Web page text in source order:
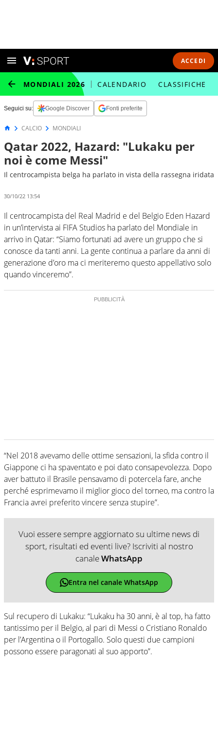
ACCEDI
MONDIALI 2026 CALENDARIO CLASSIFICHE
Seguici su: Google Discover Fonti preferite
CALCIO MONDIALI
Qatar 2022, Hazard: "Lukaku per
noi è come Messi"
Il centrocampista belga ha parlato in vista della rassegna iridata
30/10/22 13:54
Il centrocampista del Real Madrid e del Belgio Eden Hazard
in un’intervista ai FIFA Studios ha parlato del Mondiale in
arrivo in Qatar: “Siamo fortunati ad avere un gruppo che si
conosce da tanti anni. La gente continua a parlare da anni di
generazione d’oro ma ci meriteremo questo appellativo solo
quando vinceremo”.
“Nel 2018 avevamo delle ottime sensazioni, la sfida contro il
Giappone ci ha spaventato e poi dato consapevolezza. Dopo
aver battuto il Brasile pensavamo di potercela fare, anche
perché esprimevamo il miglior gioco del torneo, ma contro la
Francia avrei preferito vincere senza stupire”.
Vuoi essere sempre aggiornato su ultime news di
sport, risultati ed eventi live? Iscriviti al nostro
canaleWhatsApp
Entra nel canale WhatsApp
Sul recupero di Lukaku: “Lukaku ha 30 anni, è al top, ha fatto
tantissimo per il Belgio, al pari di Messi o Cristiano Ronaldo
per l’Argentina o il Portogallo. Solo questi due campioni
possono essere paragonati al suo apporto”.